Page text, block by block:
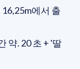
에서 출
약. 20 초 + '딸